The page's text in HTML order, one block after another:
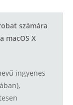
számára
macOS X
ingyenes